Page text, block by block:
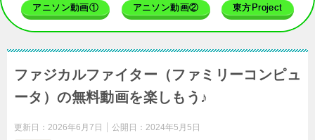
アニソン動画① アニソン動画② 東方Project
ファジカルファイター（ファミリーコンピュ
ータ）の無料動画を楽しもう♪
更新日： 2026年6月7日 公開日： 2024年5月5日